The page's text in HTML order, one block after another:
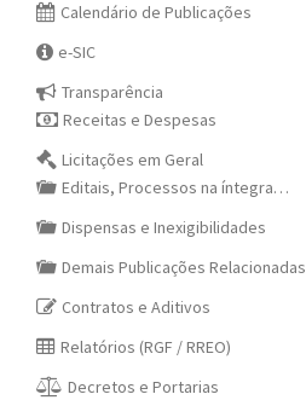
Calendário de Publicações
e-SIC
Transparência
Receitas e Despesas
Licitações em Geral
Editais, Processos na íntegra…
Dispensas e Inexigibilidades
Demais Publicações Relacionadas
Contratos e Aditivos
Relatórios (RGF / RREO)
Decretos e Portarias